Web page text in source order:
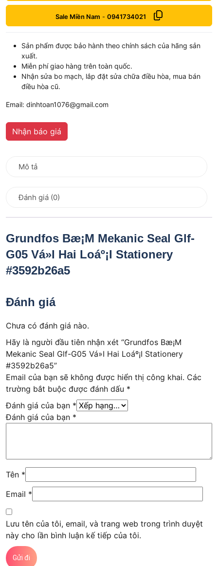
Sale Miền Nam - 0941734021
Sản phẩm được bảo hành theo chính sách của hãng sản
xuất.
Miễn phí giao hàng trên toàn quốc.
Nhận sửa bo mạch, lắp đặt sửa chữa điều hòa, mua bán
điều hòa cũ.
Email: dinhtoan1076@gmail.com
Nhận báo giá
Mô tả
Đánh giá (0)
Grundfos Bæ¡M Mekanic Seal Glf-
G05 Vá»I Hai Loáº¡I Stationery
#3592b26a5
Đánh giá
Chưa có đánh giá nào.
Hãy là người đầu tiên nhận xét “Grundfos Bæ¡M
Mekanic Seal Glf-G05 Vá»I Hai Loáº¡I Stationery
#3592b26a5”
Email của bạn sẽ không được hiển thị công khai. Các
trường bắt buộc được đánh dấu *
Đánh giá của bạn *
Đánh giá của bạn *
Tên *
Email *
Lưu tên của tôi, email, và trang web trong trình duyệt
này cho lần bình luận kế tiếp của tôi.